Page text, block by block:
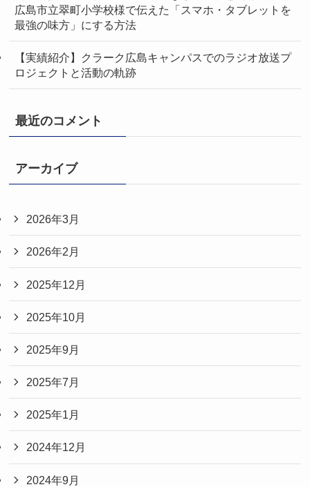
広島市立翠町小学校様で伝えた「スマホ・タブレットを
最強の味方」にする方法
【実績紹介】クラーク広島キャンパスでのラジオ放送プ
ロジェクトと活動の軌跡
最近のコメント
アーカイブ
2026年3月
2026年2月
2025年12月
2025年10月
2025年9月
2025年7月
2025年1月
2024年12月
2024年9月